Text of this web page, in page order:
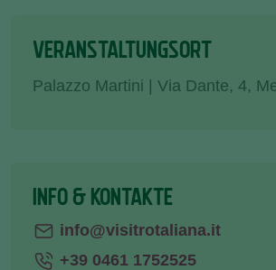
VERANSTALTUNGSORT
Palazzo Martini | Via Dante, 4,
INFO & KONTAKTE
info@visitrotaliana.it
+39 0461 1752525